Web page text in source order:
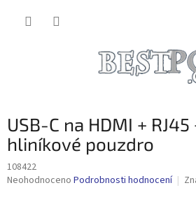
USB-C na HDMI +
hliníkové pouzdro
108422
Průměrné
Neohodnoceno Podrobnosti hodnocení